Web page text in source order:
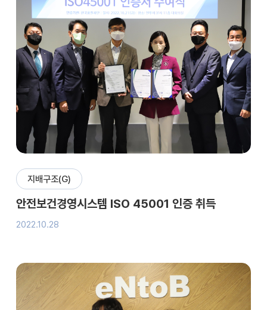
지배구조(G)
안전보건경영시스템 ISO 45001 인증 취득
2022.10.28